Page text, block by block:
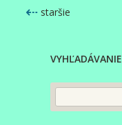
⇠ staršie
VYHĽADÁVANIE